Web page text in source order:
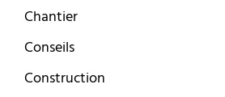
Chantier
Conseils
Construction